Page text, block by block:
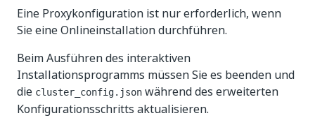
Eine Proxykonfiguration ist nur erforderlich, wenn
Sie eine Onlineinstallation durchführen.
Beim Ausführen des interaktiven
Installationsprogramms müssen Sie es beenden und
die cluster_config.json während des erweiterten
Konfigurationsschritts aktualisieren.